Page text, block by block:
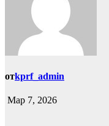
отkprf_admin
Мар 7, 2026